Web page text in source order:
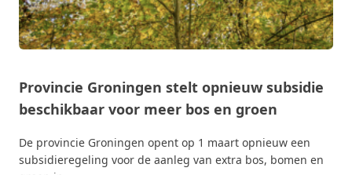
Provincie Groningen stelt opnieuw subsidie
beschikbaar voor meer bos en groen
De provincie Groningen opent op 1 maart opnieuw een
subsidieregeling voor de aanleg van extra bos, bomen en